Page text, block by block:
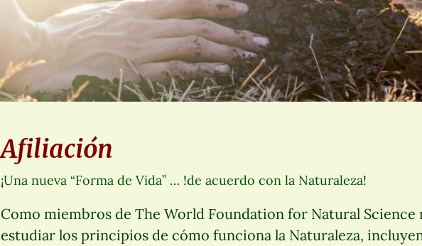
Afiliación
¡Una nueva “Forma de Vida” … !de acuerdo con la Naturaleza!
Como miembros de The World Foundation for Natural Science
estudiar los principios de cómo funciona la Naturaleza,